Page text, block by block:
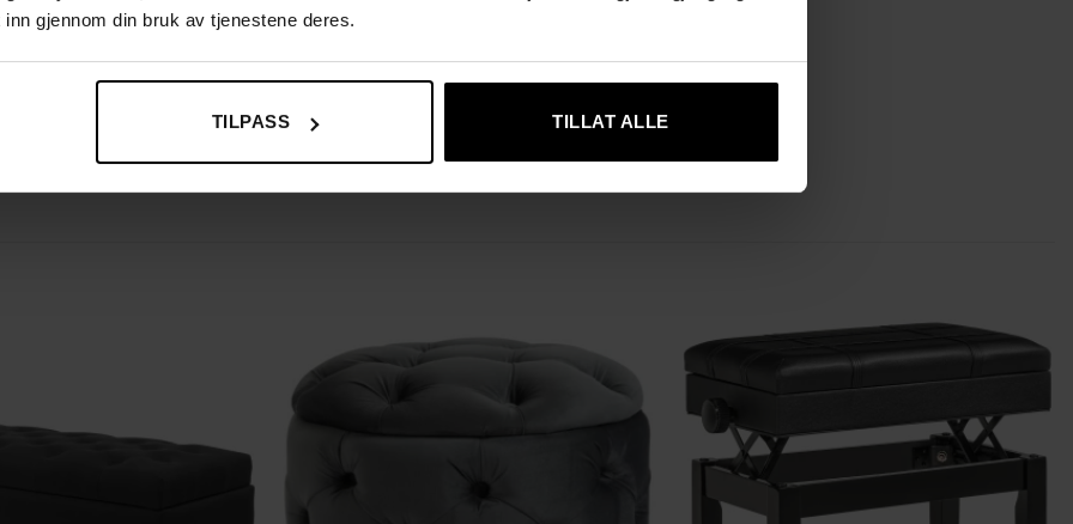
gjennom din bruk av tjenestene deres.
TILPASS TILLAT ALLE
design og praktisk funksjon, som løfter ethvert rom i hjemmet ditt!